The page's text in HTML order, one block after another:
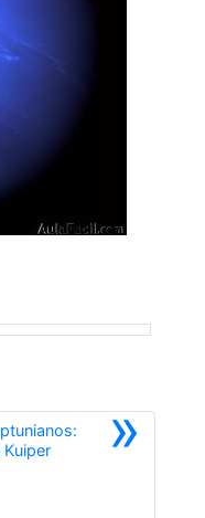
»
KuiperSiguiente